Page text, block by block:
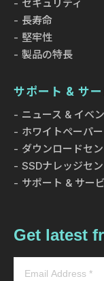
セキュリティ
長寿命
堅牢性
製品の特長
サポート & サ
ニュース & イベ
ホワイトペーパー
ダウンロードセ
SSDナレッジセ
サポート & サー
Get latest